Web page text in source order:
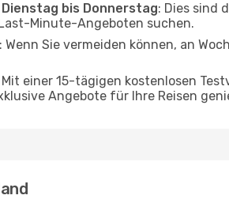
bis Donnerstag: Dies sind
Minute-Angeboten suchen.
: Wenn Sie vermeiden können, an
Mit einer 15-tägigen kostenlosen
Angebote für Ihre Reisen